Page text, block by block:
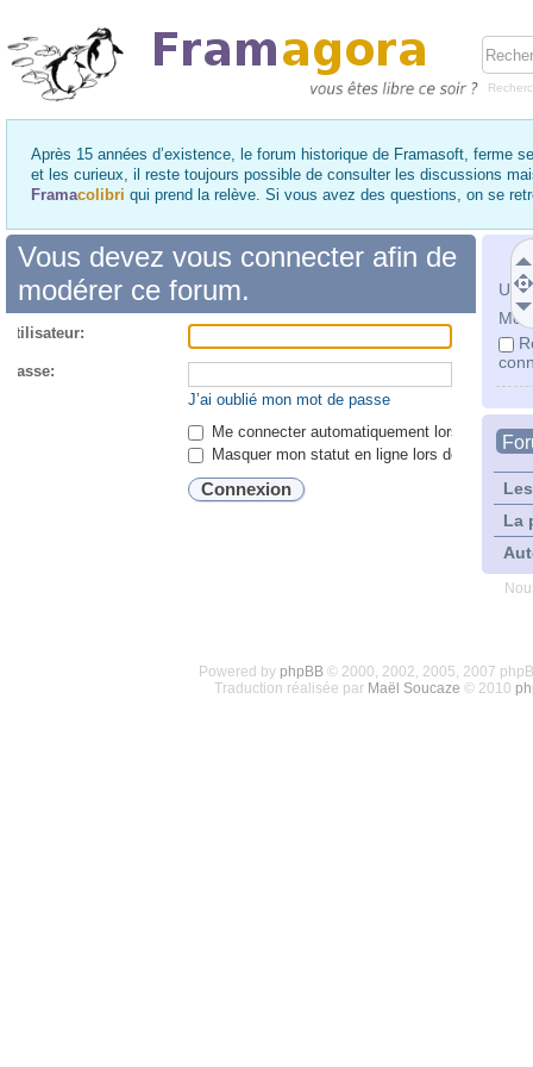
Après 15 années d’existence, le forum historique de Framasoft, ferme
et les curieux, il reste toujours possible de consulter les discussions
Framacolibri qui prend la relève. Si vous avez des questions, on se
Mot
La
Vous devez vous connecter afin de
modérer ce forum.
passe:
J’ai oublié mon mot de passe
Me connecter automatiquement lors de
Masquer mon statut en ligne lors de cette
Powered by phpBB© 2000, 2002, 2005, 2007
Traduction réalisée par Maël Soucaze © 2010